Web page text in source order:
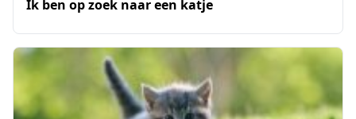
Ik ben op zoek naar een katje